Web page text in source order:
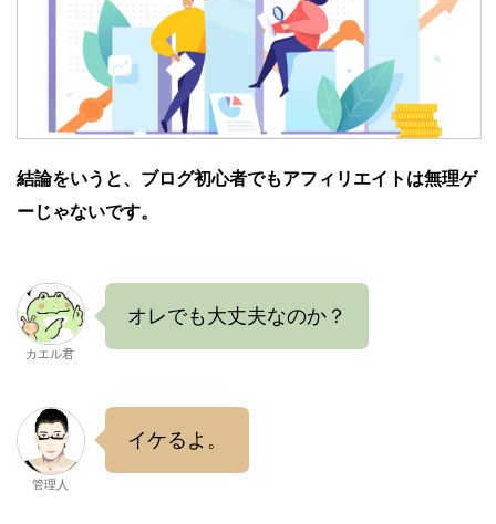
結論をいうと、ブログ初心者でもアフィリエイトは無理ゲ
ーじゃないです。
カエル君
オレでも大丈夫なのか？
管理人
イケるよ。